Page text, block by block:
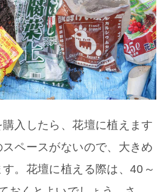
入したら、花壇に植えます
ペースがないので、大きめ
。花壇に植える際は、40～